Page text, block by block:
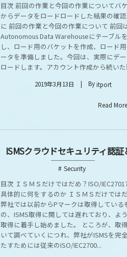
目次 前回の作業と今回の作業についてバ
からデータをロードロードした結果の確
に 前回の作業と今回の作業について 前回は
Autonomous Data Warehouseにテーブル
し、ロード用のバケットを作成、ロード
ータを準備しました。今回は、実際にデ
ロードします。アカウント作成から続いた
2019年3月13日 Byitport
Read More
ISMSクラウドセキュリティ認証
Security
目次 ＩＳＭＳだけではだめ？ISO/
具体的に何をするのか ＩＳＭＳだけでは
弊社では以前からPマークは取得している
の、ISMS取得に関しては遅れており、よ
取得に着手し始めました。 ところが、取
いて調べていくにつれ、弊社がISMSを完
たすためには従来のISO/IEC2700...